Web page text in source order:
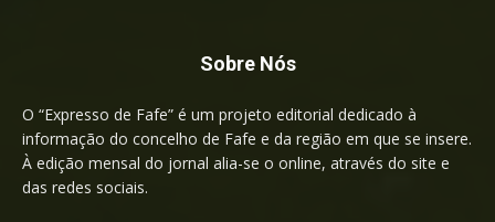
Sobre Nós
O “Expresso de Fafe” é um projeto editorial dedicado à
informação do concelho de Fafe e da região em que se insere.
À edição mensal do jornal alia-se o online, através do site e
das redes sociais.